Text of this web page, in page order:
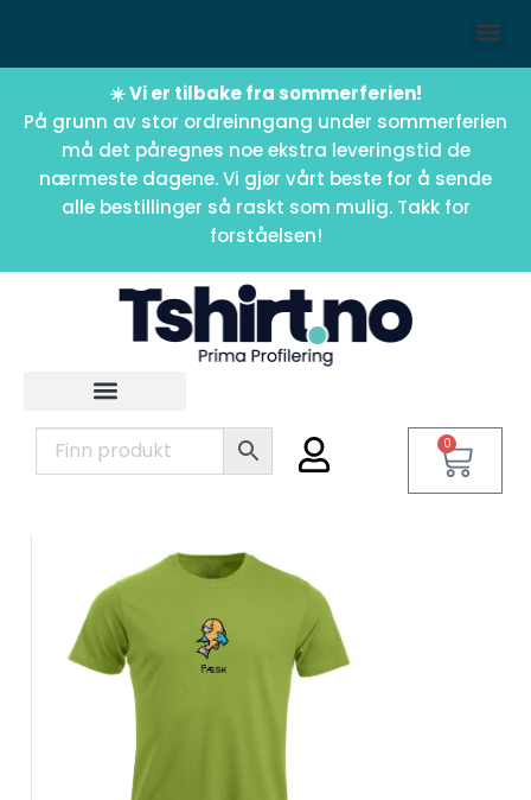
☀️ Vi er tilbake fra sommerferien!
På grunn av stor ordreinngang under sommerferien
må det påregnes noe ekstra leveringstid de
nærmeste dagene. Vi gjør vårt beste for å sende
alle bestillinger så raskt som mulig. Takk for
forståelsen!
0